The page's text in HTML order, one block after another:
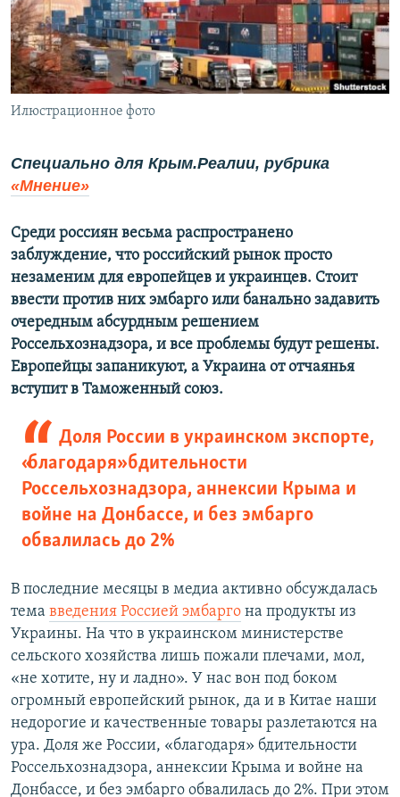
ПОБЕДИТЕЛЕЙ НЕ СУДЯТ?
КРЫМ.НЕПОКОРЕННЫЙ
ELIFBE
УКРАИНСКАЯ ПРОБЛЕМА КРЫМА
ПРИСОЕДИНЯЙТЕСЬ!
Илюстрационное фото
Специально для Крым.Реалии, рубрика
«Мнение»
Среди россиян весьма распространено
заблуждение, что российский рынок просто
незаменим для европейцев и украинцев. Стоит
ввести против них эмбарго или банально задавить
очередным абсурдным решением
Россельхознадзора, и все проблемы будут решены.
Европейцы запаникуют, а Украина от отчаянья
вступит в Таможенный союз.
Доля России в украинском экспорте,
«благодаря» бдительности
Россельхознадзора, аннексии Крыма и
войне на Донбассе, и без эмбарго
обвалилась до 2%
В последние месяцы в медиа активно обсуждалась
тема введения Россией эмбарго на продукты из
Украины. На что в украинском министерстве
сельского хозяйства лишь пожали плечами, мол,
«не хотите, ну и ладно». У нас вон под боком
огромный европейский рынок, да и в Китае наши
недорогие и качественные товары разлетаются на
ура. Доля же России, «благодаря» бдительности
Россельхознадзора, аннексии Крыма и войне на
Донбассе, и без эмбарго обвалилась до 2%. При этом